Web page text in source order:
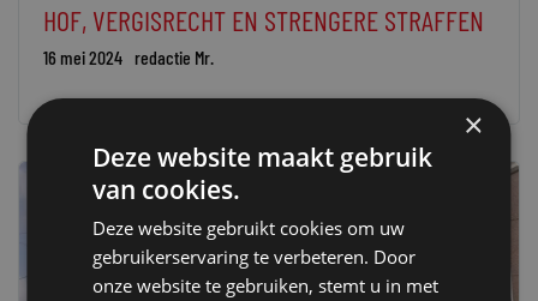
HOF, VERGISRECHT EN STRENGERE STRAFFEN
16 mei 2024 redactie Mr.
×
Deze website maakt gebruik
van cookies.
Deze website gebruikt cookies om uw
gebruikerservaring te verbeteren. Door
onze website te gebruiken, stemt u in met